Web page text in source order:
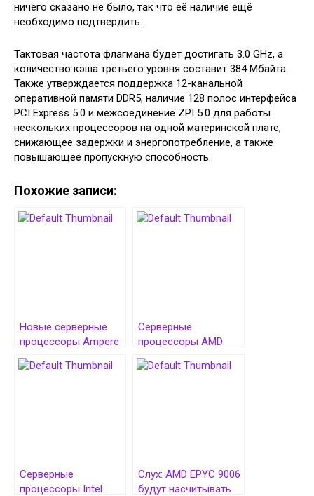
ничего сказано не было, так что её наличие ещё
необходимо подтвердить.
Тактовая частота флагмана будет достигать 3.0 GHz, а
количество кэша третьего уровня составит 384 Мбайта.
Также утверждается поддержка 12-канальной
оперативной памяти DDR5, наличие 128 полос интерфейса
PCI Express 5.0 и межсоединение ZPI 5.0 для работы
нескольких процессоров на одной материнской плате,
снижающее задержки и энергопотребление, а также
повышающее пропускную способность.
Похожие записи:
Новые серверные
процессоры Ampere
AmpereOne M
насчитывают до 192
Серверные
процессоры AMD
EPYC Venice будут
вмещать до 256
Серверные
процессоры Intel
Слух: AMD EPYC 9006
будут насчитывать